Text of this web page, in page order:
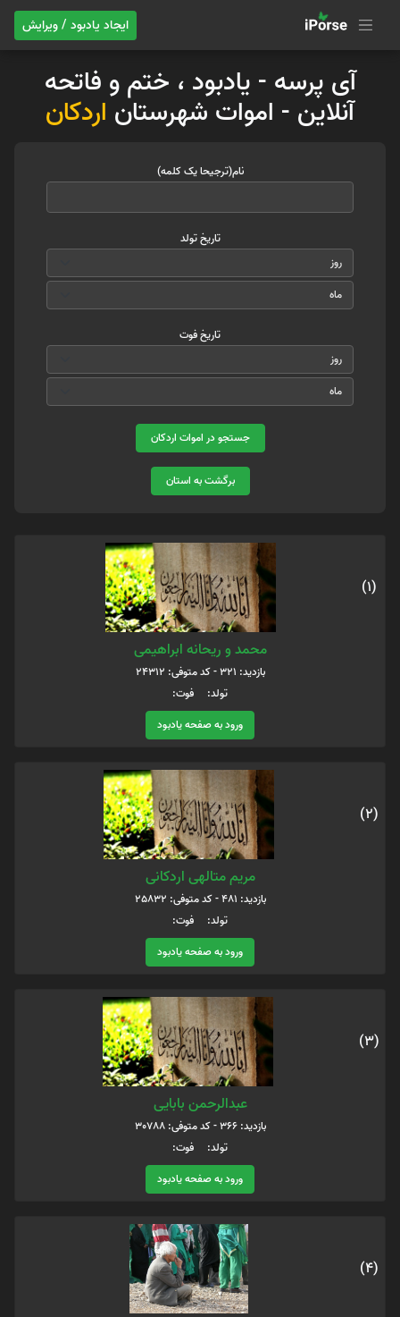
ایجاد یادبود / ویرایش
آی پرسه - یادبود ، ختم و فاتحه
آنلاین - اموات شهرستان اردکان
نام(ترجیحا یک کلمه)
تاریخ تولد
تاریخ فوت
جستجو در اموات اردکان
برگشت به استان
(1)
محمد و ریحانه ابراهیمی
بازدید: 321 - کد متوفی: 24312
تولد: فوت:
ورود به صفحه یادبود
(2)
مریم متالهی اردکانی
بازدید: 481 - کد متوفی: 25832
تولد: فوت:
ورود به صفحه یادبود
(3)
عبدالرحمن بابایی
بازدید: 366 - کد متوفی: 30788
تولد: فوت:
ورود به صفحه یادبود
(4)